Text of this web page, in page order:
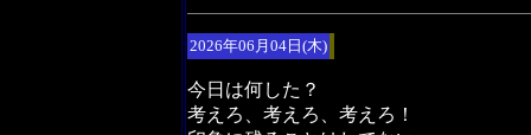
2026年06月04日(木)
今日は何した？
考えろ、考えろ、考えろ！